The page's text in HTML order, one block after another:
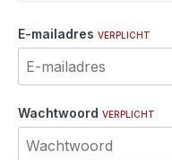
E-mailadres VERPLICHT
Wachtwoord VERPLICHT